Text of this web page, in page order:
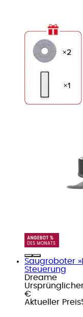
Saugroboter
Steuerung
Dreame
€
Aktueller Preis